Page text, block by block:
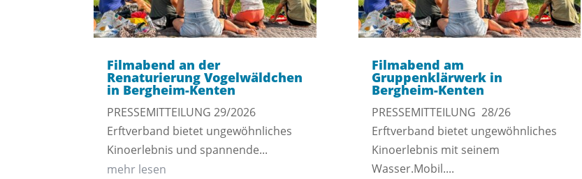
Filmabend an der
Renaturierung Vogelwäldchen
in Bergheim-Kenten
PRESSEMITTEILUNG 29/2026
Erftverband bietet ungewöhnliches
Kinoerlebnis und spannende...
mehr lesen
Filmabend am
Gruppenklärwerk in
Bergheim-Kenten
PRESSEMITTEILUNG 28/26
Erftverband bietet ungewöhnliches
Kinoerlebnis mit seinem
Wasser.Mobil....